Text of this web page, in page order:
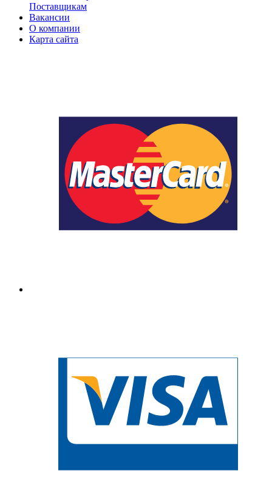
Поставщикам
Вакансии
О компании
Карта сайта